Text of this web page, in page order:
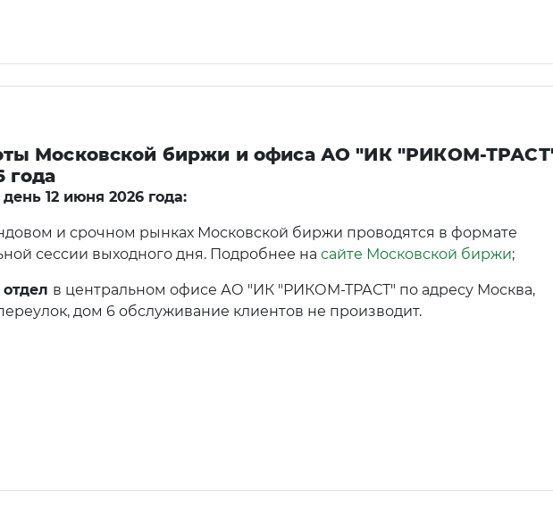
Московской биржи и офиса АО "ИК "РИКОМ-
года
12 июня 2026 года:
и срочном рынках Московской биржи проводятся в формате
сессии выходного дня. Подробнее на сайте Московской биржи;
в центральном офисе АО "ИК "РИКОМ-ТРАСТ" по адресу Москва,
дом 6 обслуживание клиентов не производит.